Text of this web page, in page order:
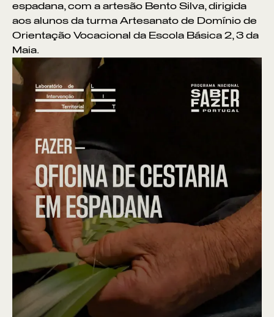
espadana, com a artesão Bento Silva, dirigida
aos alunos da turma Artesanato de Domínio de
Orientação Vocacional da Escola Básica 2, 3 da
Maia.